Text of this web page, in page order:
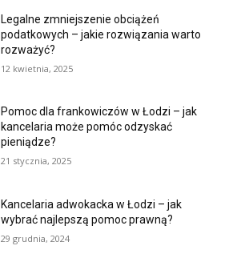
Legalne zmniejszenie obciążeń
podatkowych – jakie rozwiązania warto
rozważyć?
12 kwietnia, 2025
Pomoc dla frankowiczów w Łodzi – jak
kancelaria może pomóc odzyskać
pieniądze?
21 stycznia, 2025
Kancelaria adwokacka w Łodzi – jak
wybrać najlepszą pomoc prawną?
29 grudnia, 2024